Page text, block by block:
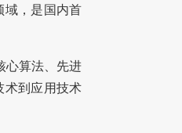
域，是国内首
心算法、先进
术到应用技术